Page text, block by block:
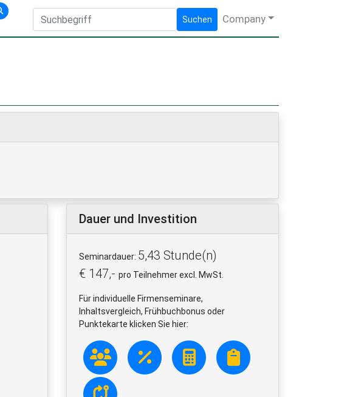
Suchen Company
Dauer und Investition
Seminardauer: 5,43 Stunde(n)
€ 147,- pro Teilnehmer excl. MwSt.
Für individuelle Firmenseminare,
Inhaltsvergleich, Frühbuchbonus oder
Punktekarte klicken Sie hier: